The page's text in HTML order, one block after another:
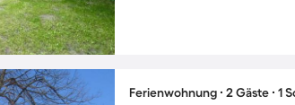
Ferienwohnung ∙ 2 Gäste ∙ 1